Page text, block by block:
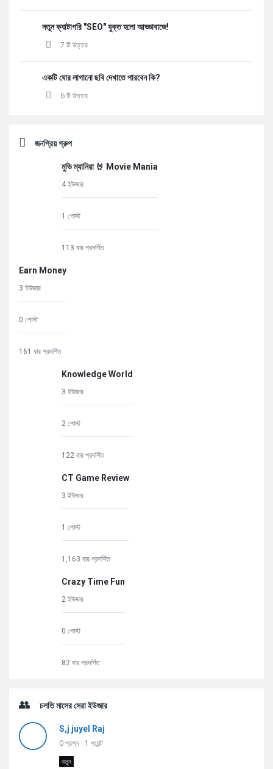
নতুন ক্যাটাগরি "SEO" যুক্ত হলো আড্ডাবাজে!
7 টি উত্তর
একটি ঘোর লাগানো ছবি দেখাতে পারবেন কি?
6 টি উত্তর
জনপ্রিয় গ্রুপ
মুভি ম্যানিয়া 🤘 Movie Mania
4 ইউজার
1 পোস্ট
113 বার প্রদর্শিত
Earn Money
3 ইউজার
0 পোস্ট
161 বার প্রদর্শিত
Knowledge World
3 ইউজার
2 পোস্ট
122 বার প্রদর্শিত
CT Game Review
3 ইউজার
1 পোস্ট
1,163 বার প্রদর্শিত
Crazy Time Fun
2 ইউজার
0 পোস্ট
82 বার প্রদর্শিত
চলতি মাসের সেরা ইউজার
S,j juyel Raj
0প্রশ্ন 1 পয়েন্ট
নতুন